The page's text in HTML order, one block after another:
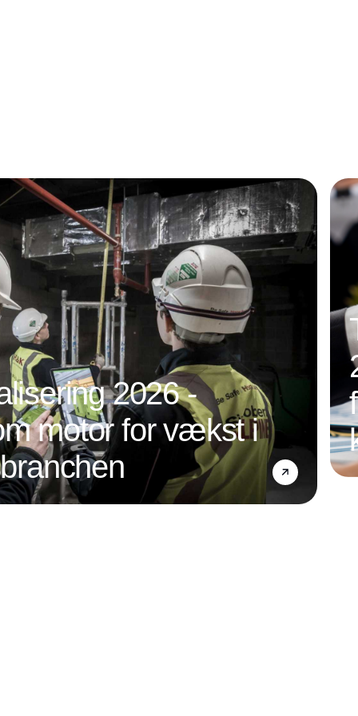
2026 -
motor for vækst i